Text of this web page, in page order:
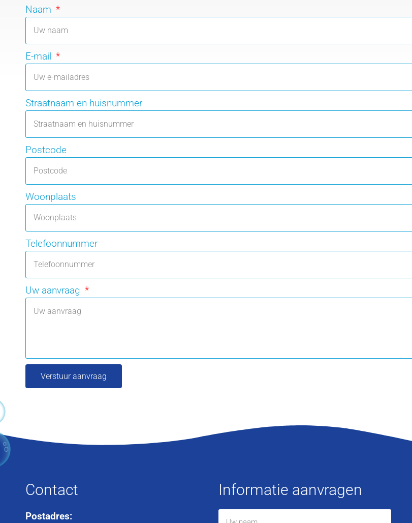
Naam
E-mail
Straatnaam en huisnummer
Postcode
Woonplaats
Telefoonnummer
Uw aanvraag
Verstuur aanvraag
Contact
Postadres:
Informatie aanvragen